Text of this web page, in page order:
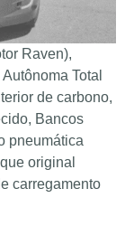
Raven),
Total
de carbono,
Bancos
pneumática
original
carregamento